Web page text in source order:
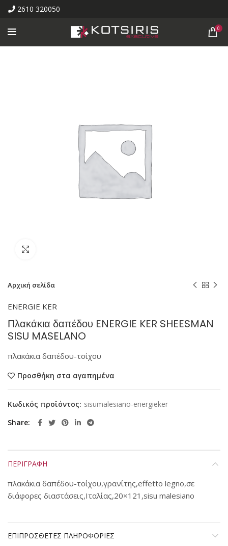
2610 320050
0
Αρχική σελίδα
ENERGIE KER
Πλακάκια δαπέδου ENERGIE KER SHEESMAN
SISU MASELANO
πλακάκια δαπέδου-τοίχου
Προσθήκη στα αγαπημένα
Κωδικός προϊόντος: sisumalesiano-energieker
Share
ΠΕΡΙΓΡΑΦΗ
πλακάκια δαπέδου-τοίχου,γρανίτης,effetto legno,σε
διάφορες διαστάσεις,Ιταλίας,20×121,sisu malesiano
ΕΠΙΠΡΟΣΘΕΤΕΣ ΠΛΗΡΟΦΟΡΙΕΣ